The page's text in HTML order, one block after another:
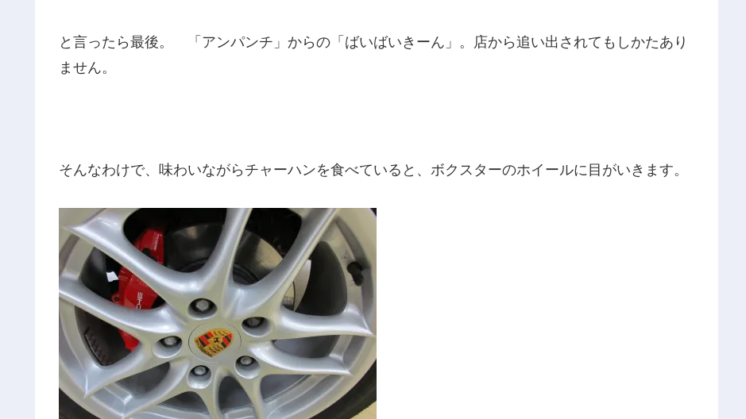
と言ったら最後。 「アンパンチ」からの「ばいばいきーん」。店から追い出されてもしかたあり
ません。
そんなわけで、味わいながらチャーハンを食べていると、ボクスターのホイールに目がいきます。